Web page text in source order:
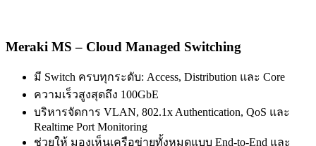
Meraki MS – Cloud Managed Switching
มี Switch ครบทุกระดับ: Access, Distribution และ Core
ความเร็วสูงสุดถึง 100GbE
บริหารจัดการ VLAN, 802.1x Authentication, QoS และ
Realtime Port Monitoring
ช่วยให้ มองเห็นเครือข่ายทั้งหมดแบบ End-to-End และ